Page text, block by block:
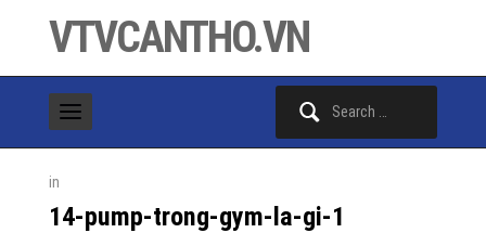
VTVCANTHO.VN
in
14-pump-trong-gym-la-gi-1